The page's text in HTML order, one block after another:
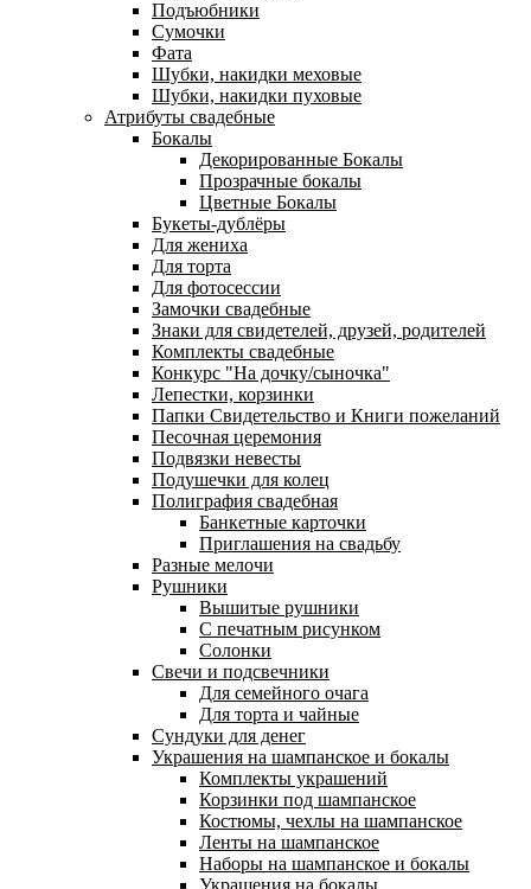
Подъюбники
Сумочки
Фата
Шубки, накидки меховые
Шубки, накидки пуховые
Атрибуты свадебные
Бокалы
Декорированные Бокалы
Прозрачные бокалы
Цветные Бокалы
Букеты-дублёры
Для жениха
Для торта
Для фотосессии
Замочки свадебные
Знаки для свидетелей, друзей, родителей
Комплекты свадебные
Конкурс "На дочку/сыночка"
Лепестки, корзинки
Папки Свидетельство и Книги пожеланий
Песочная церемония
Подвязки невесты
Подушечки для колец
Полиграфия свадебная
Банкетные карточки
Приглашения на свадьбу
Разные мелочи
Рушники
Вышитые рушники
С печатным рисунком
Солонки
Свечи и подсвечники
Для семейного очага
Для торта и чайные
Сундуки для денег
Украшения на шампанское и бокалы
Комплекты украшений
Корзинки под шампанское
Костюмы, чехлы на шампанское
Ленты на шампанское
Наборы на шампанское и бокалы
Украшения на бокалы